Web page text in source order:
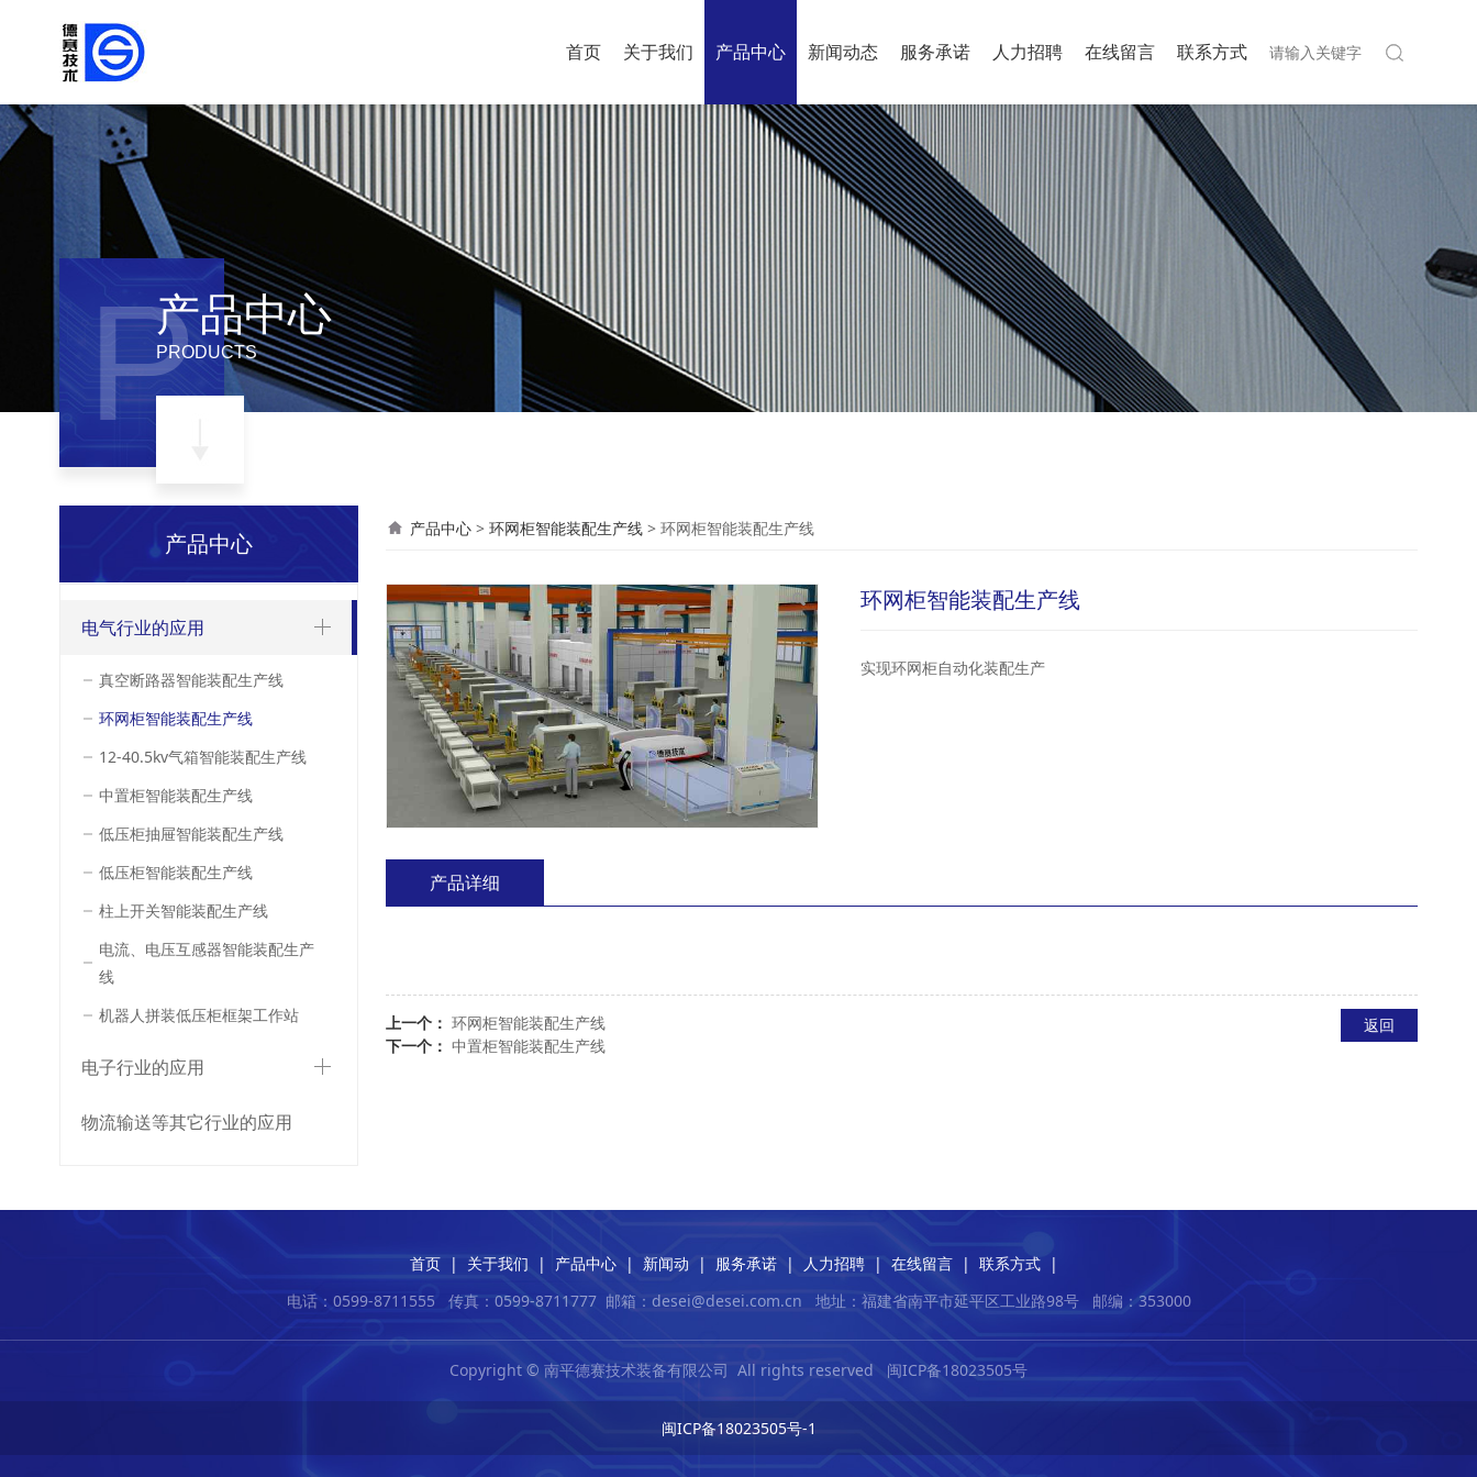
首页 关于我们 产品中心 新闻动态 服务承诺 人力招聘 在线留言 联系方式
P产品中心
PRODUCTS
产品中心
电气行业的应用
真空断路器智能装配生产线
环网柜智能装配生产线
12-40.5kv气箱智能装配生产线
中置柜智能装配生产线
低压柜抽屉智能装配生产线
低压柜智能装配生产线
柱上开关智能装配生产线
电流、电压互感器智能装配生产
线
机器人拼装低压柜框架工作站
电子行业的应用
物流输送等其它行业的应用
环网柜智能装配生产线
产品中心> 环网柜智能装配生产线> 环网柜智能装配生产线
环网柜智能装配生产线
实现环网柜自动化装配生产
产品详细
上一个： 环网柜智能装配生产线
下一个： 中置柜智能装配生产线
返回
首页 | 关于我们 | 产品中心 | 新闻动 | 服务承诺 | 人力招聘 | 在线留言 | 联系方式 |
电话：0599-8711555
传真：0599-8711777 邮箱：desei@desei.com.cn 地址：福建省南平市延平区工业路98号 邮编：353000
Copyright © 南平德赛技术装备有限公司 All rights reserved 闽ICP备18023505号
闽ICP备18023505号-1